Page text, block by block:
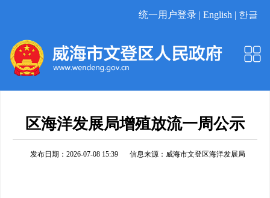
统一用户登录 | English | 한글
区海洋发展局增殖放流一周公示
发布日期：2026-07-08 15:39 信息来源： 威海市文登区海洋发展局